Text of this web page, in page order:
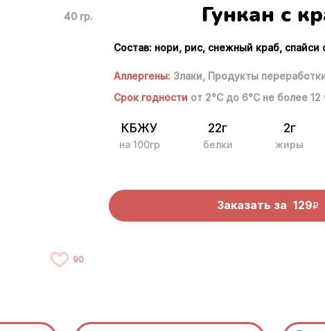
40 гр.
90
Гункан с
Состав: нори, рис, снежный краб, спайси
Аллергены: Злаки, Продукты
Срок годности от 2°С до 6°С не более 12
КБЖУ
на 100гр
22г
белки
2г
жиры
Заказать за 129R